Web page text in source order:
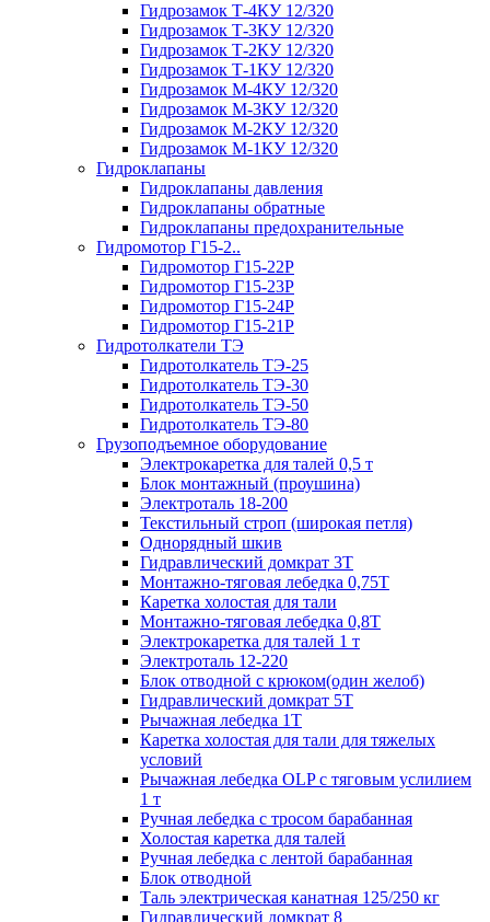
Гидрозамок Т-4КУ 12/320
Гидрозамок Т-3КУ 12/320
Гидрозамок Т-2КУ 12/320
Гидрозамок Т-1КУ 12/320
Гидрозамок М-4КУ 12/320
Гидрозамок М-3КУ 12/320
Гидрозамок М-2КУ 12/320
Гидрозамок М-1КУ 12/320
Гидроклапаны
Гидроклапаны давления
Гидроклапаны обратные
Гидроклапаны предохранительные
Гидромотор Г15-2..
Гидромотор Г15-22Р
Гидромотор Г15-23Р
Гидромотор Г15-24Р
Гидромотор Г15-21Р
Гидротолкатели ТЭ
Гидротолкатель ТЭ-25
Гидротолкатель ТЭ-30
Гидротолкатель ТЭ-50
Гидротолкатель ТЭ-80
Грузоподъемное оборудование
Электрокаретка для талей 0,5 т
Блок монтажный (проушина)
Электроталь 18-200
Текстильный строп (широкая петля)
Однорядный шкив
Гидравлический домкрат 3T
Монтажно-тяговая лебедка 0,75Т
Каретка холостая для тали
Монтажно-тяговая лебедка 0,8Т
Электрокаретка для талей 1 т
Электроталь 12-220
Блок отводной с крюком(один желоб)
Гидравлический домкрат 5T
Рычажная лебедка 1Т
Каретка холостая для тали для тяжелых
условий
Рычажная лебедка OLP с тяговым услилием
1 т
Ручная лебедка с тросом барабанная
Холостая каретка для талей
Ручная лебедка с лентой барабанная
Блок отводной
Таль электрическая канатная 125/250 кг
Гидравлический домкрат 8